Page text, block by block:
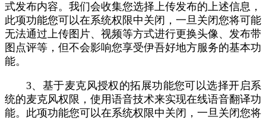
式发布内容。我们会收集您选择上传发布的上述信息，
此项功能您可以在系统权限中关闭，一旦关闭您将可能
无法通过上传图片、视频等方式进行更换头像、发布带
图点评等，但不会影响您享受伊吾好地方服务的基本功
能。
3、基于麦克风授权的拓展功能您可以选择开启系
统的麦克风权限，使用语音技术来实现在线语音翻译功
能。此项功能您可以在系统权限中关闭，一旦关闭您将